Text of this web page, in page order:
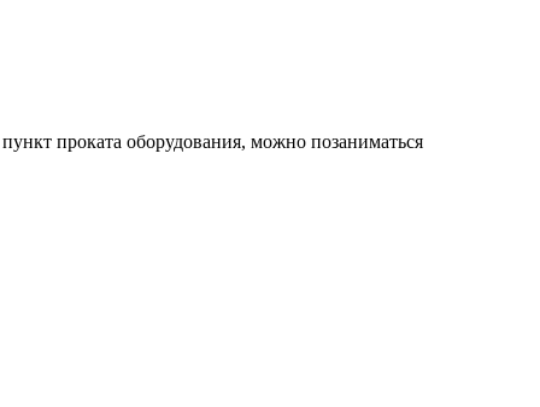
проката оборудования, можно позаниматься